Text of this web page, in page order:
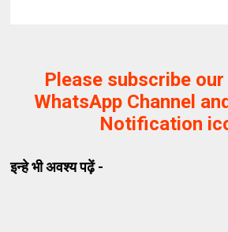
Please subscribe
WhatsApp Channel
Notification
इन्हे भी अवश्य पढ़ें -